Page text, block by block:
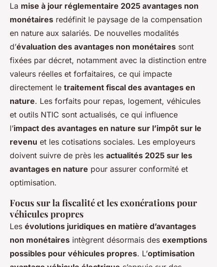
La mise à jour réglementaire 2025 avantages non
monétaires redéfinit le paysage de la compensation
en nature aux salariés. De nouvelles modalités
d’évaluation des avantages non monétaires sont
fixées par décret, notamment avec la distinction entre
valeurs réelles et forfaitaires, ce qui impacte
directement le traitement fiscal des avantages en
nature. Les forfaits pour repas, logement, véhicules
et outils NTIC sont actualisés, ce qui influence
l’impact des avantages en nature sur l’impôt sur le
revenu et les cotisations sociales. Les employeurs
doivent suivre de près les actualités 2025 sur les
avantages en nature pour assurer conformité et
optimisation.
Focus sur la fiscalité et les exonérations pour
véhicules propres
Les évolutions juridiques en matière d’avantages
non monétaires intègrent désormais des exemptions
possibles pour véhicules propres. L’optimisation